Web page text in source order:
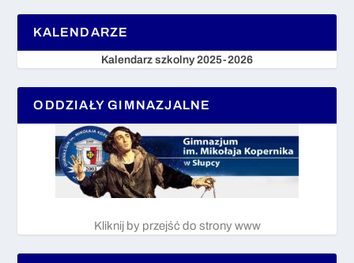
KALENDARZE
Kalendarz szkolny 2025-2026
ODDZIAŁY GIMNAZJALNE
Kliknij by przejść do strony www